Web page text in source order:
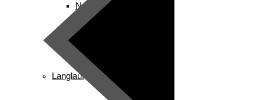
News
Langlauf